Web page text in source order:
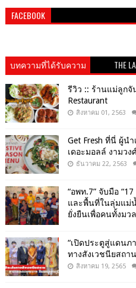
FACEBOOK
บทความที่ได้รับความ
นิยม
THE
รีวิว :: ร้านแม่ลูกจั
Restaurant
สิงหาคม 01, 2563
Get​ Fresh​ ที่นี่ ผู้น
เดอะมอลล์ งามวง
ธันวาคม 22, 2563
“อพท.7” จับมือ
และพื้นที่ในลุ่มแม่น้
ยั่งยืนเพื่อคนทั้งมวล
“เปิดประตูสู่แดนภ
ทางสังเวชนียสถา
สิงหาคม 19, 2565